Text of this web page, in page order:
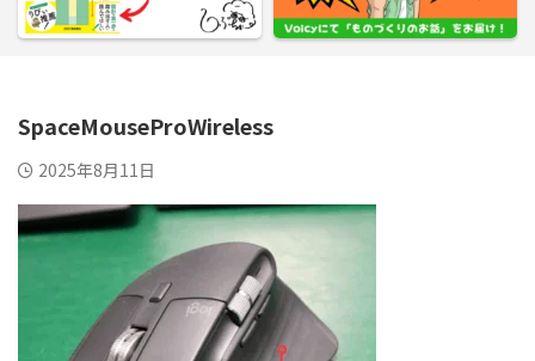
SpaceMouseProWireless
2025年8月11日